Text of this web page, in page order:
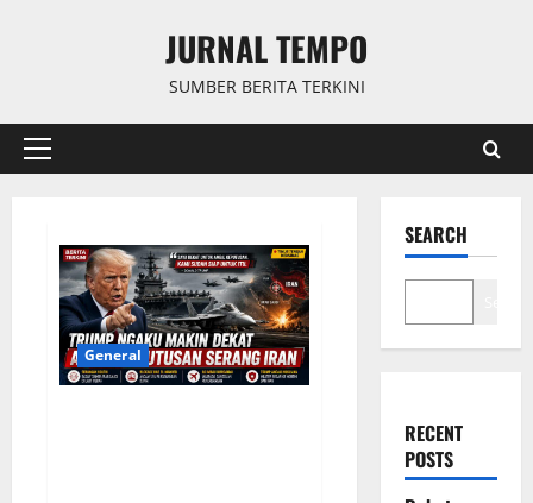
JURNAL TEMPO
SUMBER BERITA TERKINI
Primary
General
SEARCH
RECENT
POSTS